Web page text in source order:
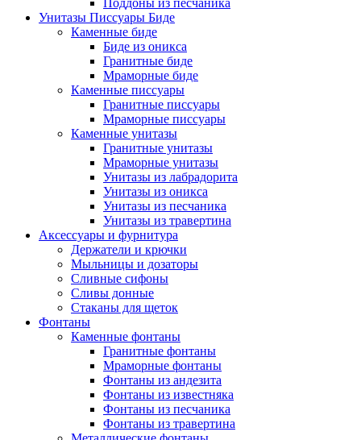
Поддоны из песчаника
Унитазы Писсуары Биде
Каменные биде
Биде из оникса
Гранитные биде
Мраморные биде
Каменные писсуары
Гранитные писсуары
Мраморные писсуары
Каменные унитазы
Гранитные унитазы
Мраморные унитазы
Унитазы из лабрадорита
Унитазы из оникса
Унитазы из песчаника
Унитазы из травертина
Аксессуары и фурнитура
Держатели и крючки
Мыльницы и дозаторы
Сливные сифоны
Сливы донные
Стаканы для щеток
Фонтаны
Каменные фонтаны
Гранитные фонтаны
Мраморные фонтаны
Фонтаны из андезита
Фонтаны из известняка
Фонтаны из песчаника
Фонтаны из травертина